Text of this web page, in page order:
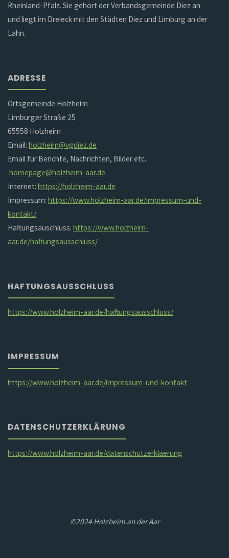
Rheinland-Pfalz. Sie gehört der Verbandsgemeinde Diez an
und liegt im Dreieck mit den Städten Diez und Limburg an der
Lahn.
ADRESSE
Ortsgemeinde Holzheim
Limburger Straße 25
65558 Holzheim
Email:holzheim@vgdiez.de
Email für Berichte, Nachrichten, Bilder etc.:
homepage@holzheim-aar.de
Internet:https://holzheim-aar.de
Impressum:https://www.holzheim-aar.de/impressum-und-
kontakt/
Haftungsauschluss:https://www.holzheim-
aar.de/haftungsausschluss/
HAFTUNGSAUSSCHLUSS
https://www.holzheim-aar.de/haftungsausschluss/
IMPRESSUM
https://www.holzheim-aar.de/impressum-und-kontakt
DATENSCHUTZERKLÄRUNG
https://www.holzheim-aar.de/datenschutzerklaerung
©2024 Holzheim an der Aar